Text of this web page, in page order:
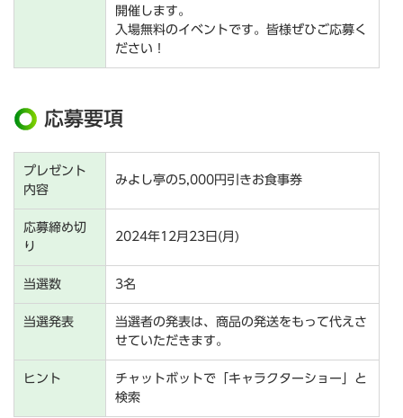
開催します。
入場無料のイベントです。皆様ぜひご応募く
ださい！
応募要項
プレゼント
内容
みよし亭の5,000円引きお食事券
応募締め切
り
2024年12月23日(月)
当選数 3名
当選発表
当選者の発表は、商品の発送をもって代えさ
せていただきます。
ヒント
チャットボットで「キャラクターショー」と
検索